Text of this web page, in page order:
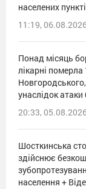
населених
11:19,
Понад місяць
лікарні
унаслідок атаки
20:33,
Шосткинська
здійснює
населення +